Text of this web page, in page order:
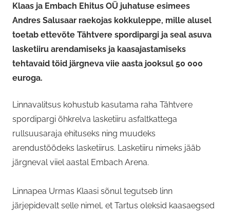
Klaas ja Embach Ehitus OÜ juhatuse esimees
Andres Salusaar raekojas kokkuleppe, mille alusel
toetab ettevõte Tähtvere spordipargi ja seal asuva
lasketiiru arendamiseks ja kaasajastamiseks
tehtavaid töid järgneva viie aasta jooksul 50 000
euroga.
Linnavalitsus kohustub kasutama raha Tähtvere
spordipargi õhkrelva lasketiiru asfaltkattega
rullsuusaraja ehituseks ning muudeks
arendustöödeks lasketiirus. Lasketiiru nimeks jääb
järgneval viiel aastal Embach Arena.
Linnapea Urmas Klaasi sõnul tegutseb linn
järjepidevalt selle nimel, et Tartus oleksid kaasaegsed